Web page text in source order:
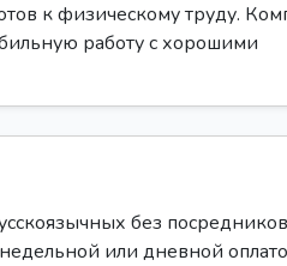
к физическому труду.
работу с хорошими
без посредников
или дневной